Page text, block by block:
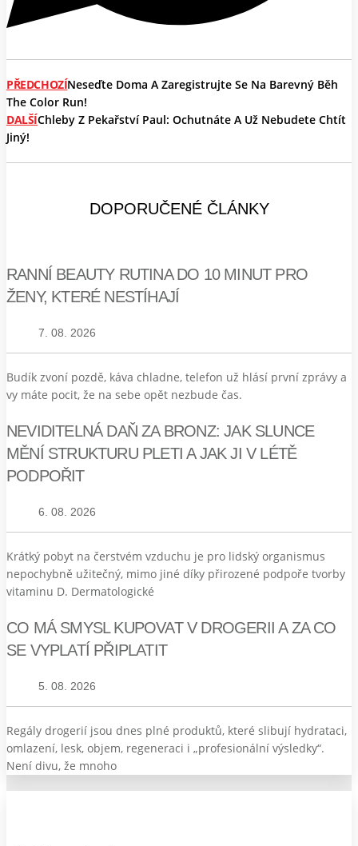
PŘEDCHOZÍNeseďte Doma A Zaregistrujte Se Na Barevný Běh
The Color Run!
DALŠÍChleby Z Pekařství Paul: Ochutnáte A Už Nebudete Chtít
Jiný!
DOPORUČENÉ ČLÁNKY
RANNÍ BEAUTY RUTINA DO 10 MINUT PRO
ŽENY, KTERÉ NESTÍHAJÍ
7. 08. 2026
Budík zvoní pozdě, káva chladne, telefon už hlásí první zprávy a
vy máte pocit, že na sebe opět nezbude čas.
NEVIDITELNÁ DAŇ ZA BRONZ: JAK SLUNCE
MĚNÍ STRUKTURU PLETI A JAK JI V LÉTĚ
PODPOŘIT
6. 08. 2026
Krátký pobyt na čerstvém vzduchu je pro lidský organismus
nepochybně užitečný, mimo jiné díky přirozené podpoře tvorby
vitaminu D. Dermatologické
CO MÁ SMYSL KUPOVAT V DROGERII A ZA CO
SE VYPLATÍ PŘIPLATIT
5. 08. 2026
Regály drogerií jsou dnes plné produktů, které slibují hydrataci,
omlazení, lesk, objem, regeneraci i „profesionální výsledky“.
Není divu, že mnoho